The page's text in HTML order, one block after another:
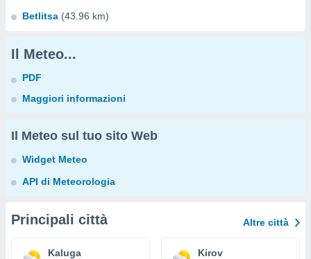
Betlitsa (43.96 km)
Il Meteo...
PDF
Maggiori informazioni
Il Meteo sul tuo sito Web
Widget Meteo
API di Meteorologia
Principali città Altre città
Kaluga Kirov